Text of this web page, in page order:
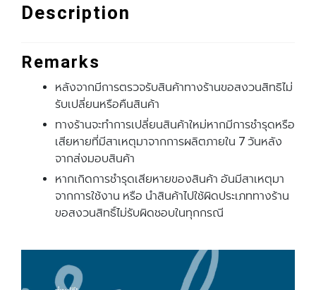
Description
Remarks
หลังจากมีการตรวจรับสินค้าทางร้านขอสงวนสิทธิไม่
รับเปลี่ยนหรือคืนสินค้า
ทางร้านจะทําการเปลี่ยนสินค้าใหม่หากมีการชํารุดหรือ
เสียหายที่มีสาเหตุมาจากการผลิตภายใน 7 วันหลัง
จากส่งมอบสินค้า
หากเกิดการชํารุดเสียหายของสินค้า อันมีสาเหตุมา
จากการใช้งาน หรือ นําสินค้าไปใช้ผิดประเภททางร้าน
ขอสงวนสิทธิ์ไม่รับผิดชอบในทุกกรณี